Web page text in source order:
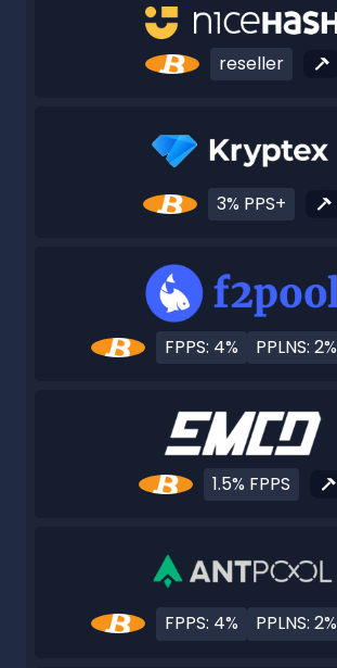
reseller
3% PPS+
FPPS: 4% PPLNS: 2%
1.5% FPPS
FPPS: 4% PPLNS: 2%